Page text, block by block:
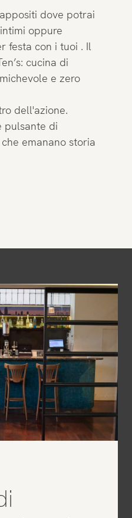
dove potrai
oppure
festa con i tuoi . Il
cucina di
e zero
dell'azione.
pulsante di
emanano storia